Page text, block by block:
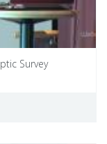
Survey